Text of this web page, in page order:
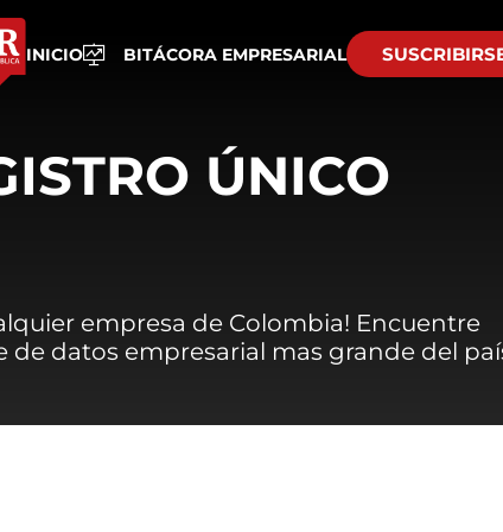
INICIO BITÁCORA EMPRESARIAL
ÚNICO
empresa de Colombia! Encuentre
de datos empresarial mas grande del